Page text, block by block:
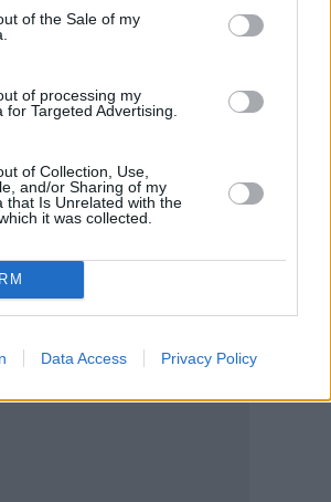
of the Sale of my
of processing my
for Targeted Advertising.
of Collection, Use,
and/or Sharing of my
that Is Unrelated with the
it was collected.
Data Access Privacy Policy
πως η ενέργεια αυτή «αντίκειται
αρχές του διεθνούς δικαίου της
«να επιδιώκουν πρακτικές
και να μην παρεμποδίζουν τη